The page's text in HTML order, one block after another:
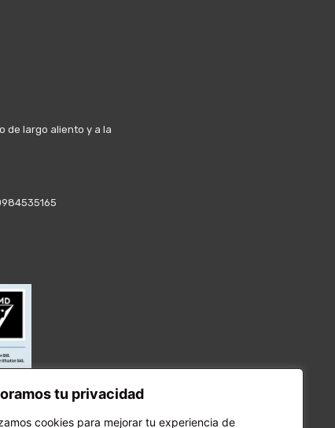
tu privacidad
cookies para mejorar tu experiencia de
de largo aliento y a la